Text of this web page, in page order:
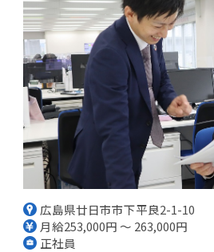
広島県廿日市市下平良2-1-10
月給253,000円 ～ 263,000円
正社員